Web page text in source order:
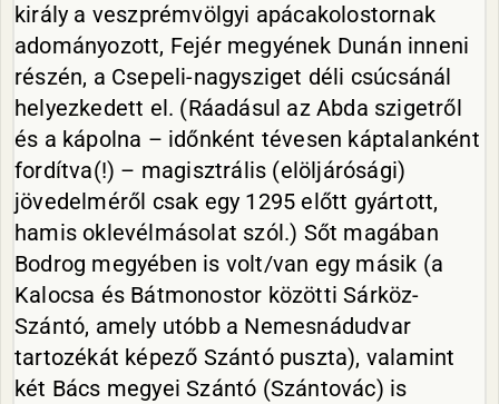
király a veszprémvölgyi apácakolostornak
adományozott, Fejér megyének Dunán inneni
részén, a Csepeli-nagysziget déli csúcsánál
helyezkedett el. (Ráadásul az Abda szigetről
és a kápolna – időnként tévesen káptalanként
fordítva(!) – magisztrális (elöljárósági)
jövedelméről csak egy 1295 előtt gyártott,
hamis oklevélmásolat szól.) Sőt magában
Bodrog megyében is volt/van egy másik (a
Kalocsa és Bátmonostor közötti Sárköz-
Szántó, amely utóbb a Nemesnádudvar
tartozékát képező Szántó puszta), valamint
két Bács megyei Szántó (Szántovác) is